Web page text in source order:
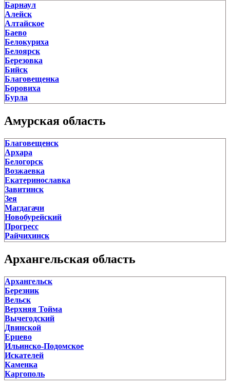
Северо-Восточные Сады
Тахтамукай
Тлюстенхабль
Тульский
Хакуринохабль
Ханская
Хатукай
Ходзь
Энем
Яблоновский
Барнаул
Алейск
Алтайское
Баево
Белокуриха
Белоярск
Березовка
Бийск
Благовещенка
Боровиха
Бурла
Верх-Катунское
Власиха
Горняк
Ельцовка
Завьялово
Залесово
Заринск
Змеиногорск
Зональное
Зудилово
Калманка
Камень-на-Оби
Ключи
Красногорское
Краснощеково
Кулунда
Курья
Кытманово
Лебяжье
Леньки
Малиновое Озеро
Мамонтово
Михайловское
Налобиха
Новичиха
Новоалтайск
Амурская область
Благовещенск
Архара
Белогорск
Возжаевка
Екатеринославка
Завитинск
Зея
Магдагачи
Новобурейский
Прогресс
Райчихинск
Свободный
Серышево
Сковородино
Тында
Шимановск
Архангельская область
Архангельск
Березник
Вельск
Верхняя Тойма
Вычегодский
Двинской
Ерцево
Ильинско-Подомское
Искателей
Каменка
Каргополь
Карпогоры